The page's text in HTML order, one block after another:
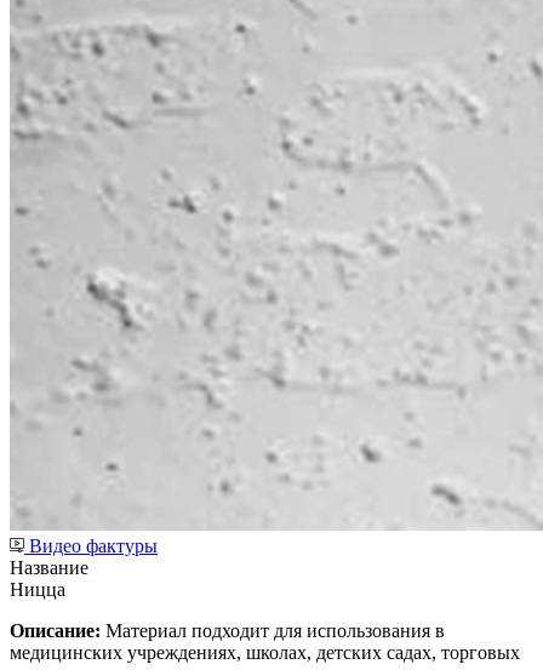
Видео фактуры
Название
Ницца
Описание: Материал подходит для использования в
медицинских учреждениях, школах, детских садах, торговых